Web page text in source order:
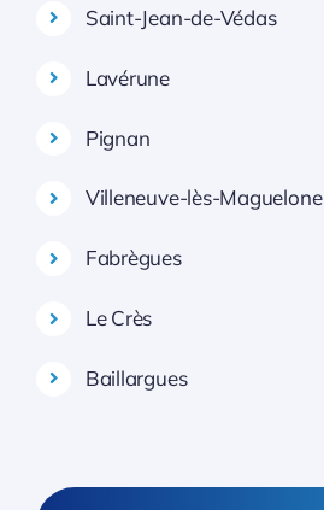
Saint-Jean-de-Védas
Lavérune
Pignan
Villeneuve-lès-Maguelone
Fabrègues
Le Crès
Baillargues